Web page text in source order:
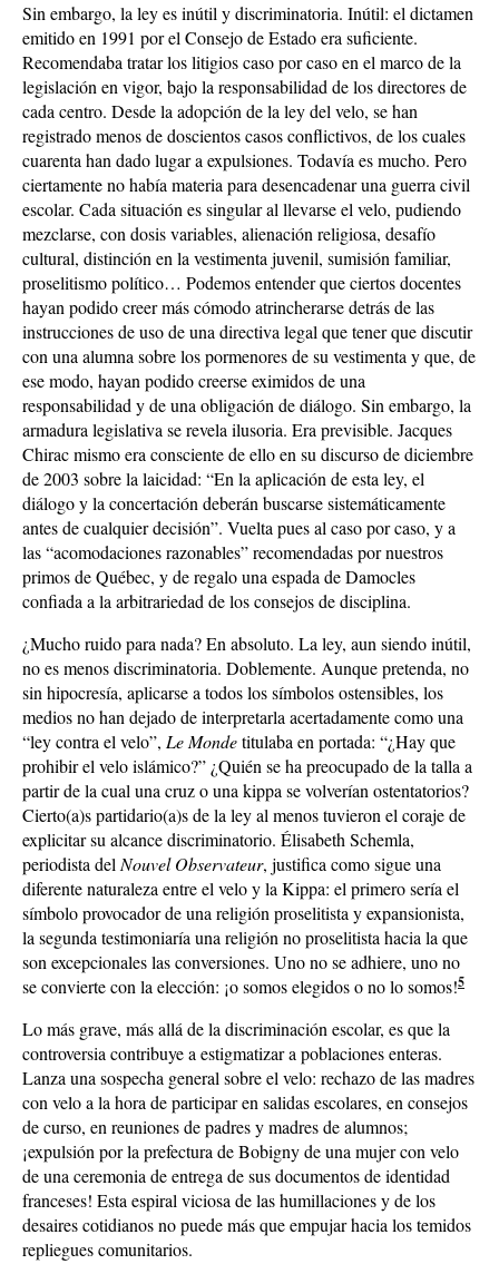
Sin embargo, la ley es inútil y discriminatoria. Inútil: el dictamen
emitido en 1991 por el Consejo de Estado era suficiente.
Recomendaba tratar los litigios caso por caso en el marco de la
legislación en vigor, bajo la responsabilidad de los directores de
cada centro. Desde la adopción de la ley del velo, se han
registrado menos de doscientos casos conflictivos, de los cuales
cuarenta han dado lugar a expulsiones. Todavía es mucho. Pero
ciertamente no había materia para desencadenar una guerra civil
escolar. Cada situación es singular al llevarse el velo, pudiendo
mezclarse, con dosis variables, alienación religiosa, desafío
cultural, distinción en la vestimenta juvenil, sumisión familiar,
proselitismo político… Podemos entender que ciertos docentes
hayan podido creer más cómodo atrincherarse detrás de las
instrucciones de uso de una directiva legal que tener que discutir
con una alumna sobre los pormenores de su vestimenta y que, de
ese modo, hayan podido creerse eximidos de una
responsabilidad y de una obligación de diálogo. Sin embargo, la
armadura legislativa se revela ilusoria. Era previsible. Jacques
Chirac mismo era consciente de ello en su discurso de diciembre
de 2003 sobre la laicidad: “En la aplicación de esta ley, el
diálogo y la concertación deberán buscarse sistemáticamente
antes de cualquier decisión”. Vuelta pues al caso por caso, y a
las “acomodaciones razonables” recomendadas por nuestros
primos de Québec, y de regalo una espada de Damocles
confiada a la arbitrariedad de los consejos de disciplina.
¿Mucho ruido para nada? En absoluto. La ley, aun siendo inútil,
no es menos discriminatoria. Doblemente. Aunque pretenda, no
sin hipocresía, aplicarse a todos los símbolos ostensibles, los
medios no han dejado de interpretarla acertadamente como una
“ley contra el velo”, Le Mondetitulaba en portada: “¿Hay que
prohibir el velo islámico?” ¿Quién se ha preocupado de la talla a
partir de la cual una cruz o una kippa se volverían ostentatorios?
Cierto(a)s partidario(a)s de la ley al menos tuvieron el coraje de
explicitar su alcance discriminatorio. Élisabeth Schemla,
periodista del Nouvel Observateur, justifica como sigue una
diferente naturaleza entre el velo y la Kippa: el primero sería el
símbolo provocador de una religión proselitista y expansionista,
la segunda testimoniaría una religión no proselitista hacia la que
son excepcionales las conversiones. Uno no se adhiere, uno no
se convierte con la elección: ¡o somos elegidos o no lo somos!5
Lo más grave, más allá de la discriminación escolar, es que la
controversia contribuye a estigmatizar a poblaciones enteras.
Lanza una sospecha general sobre el velo: rechazo de las madres
con velo a la hora de participar en salidas escolares, en consejos
de curso, en reuniones de padres y madres de alumnos;
¡expulsión por la prefectura de Bobigny de una mujer con velo
de una ceremonia de entrega de sus documentos de identidad
franceses! Esta espiral viciosa de las humillaciones y de los
desaires cotidianos no puede más que empujar hacia los temidos
repliegues comunitarios.